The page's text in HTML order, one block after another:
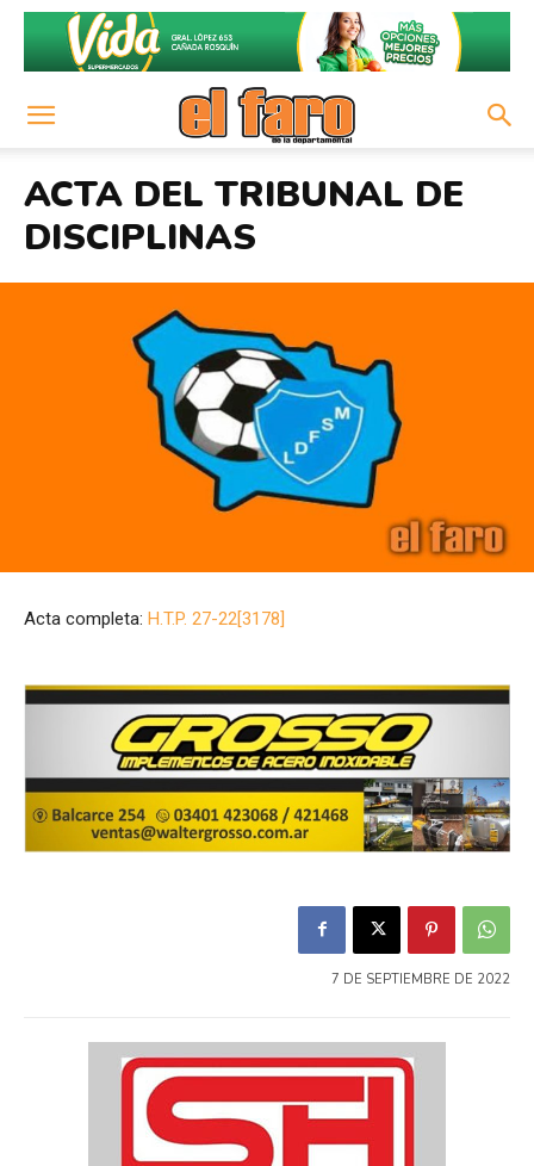
ACTA DEL TRIBUNAL DE
DISCIPLINAS
Acta completa: H.T.P. 27-22[3178]
7 DE SEPTIEMBRE DE 2022